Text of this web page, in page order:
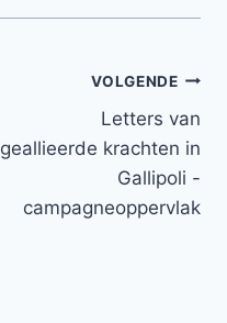
VOLGENDE
Letters van
geallieerde krachten in
Gallipoli -
campagneoppervlak